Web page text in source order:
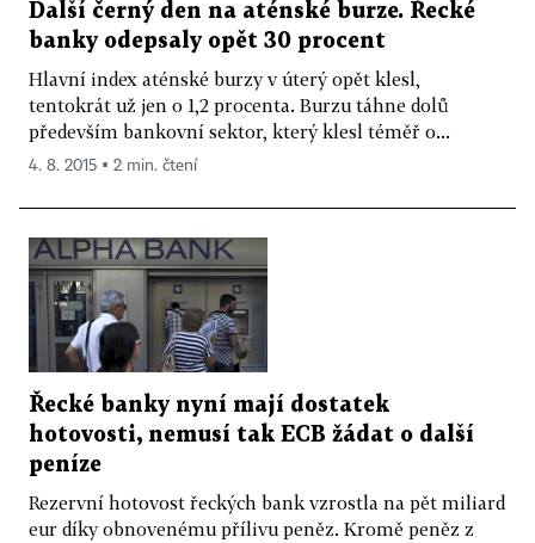
Další černý den na aténské burze. Řecké
banky odepsaly opět 30 procent
Hlavní index aténské burzy v úterý opět klesl,
tentokrát už jen o 1,2 procenta. Burzu táhne dolů
především bankovní sektor, který klesl téměř o...
4. 8. 2015 ▪ 2 min. čtení
Řecké banky nyní mají dostatek
hotovosti, nemusí tak ECB žádat o další
peníze
Rezervní hotovost řeckých bank vzrostla na pět miliard
eur díky obnovenému přílivu peněz. Kromě peněz z